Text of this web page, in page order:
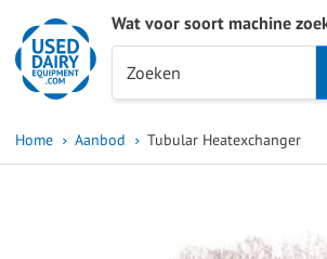
Wat voor soort machine
Zoeken
and
to
Home Aanbod Tubular Heatexchanger